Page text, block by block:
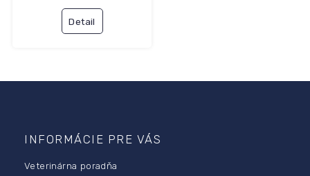
Detail
INFORMÁCIE PRE VÁS
Veterinárna poradňa